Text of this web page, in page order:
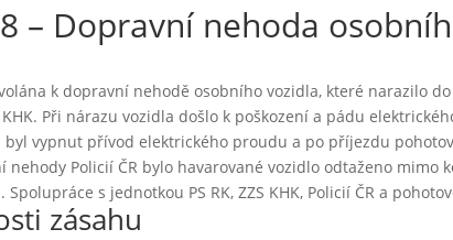
– Dopravní nehoda
k dopravní nehodě osobního vozidla, které narazilo
KHK. Při nárazu vozidla došlo k poškození a pádu
vypnut přívod elektrického proudu a po příjezdu
nehody Policií ČR bylo havarované vozidlo odtaženo
s jednotkou PS RK, ZZS KHK, Policií ČR a
zásahu